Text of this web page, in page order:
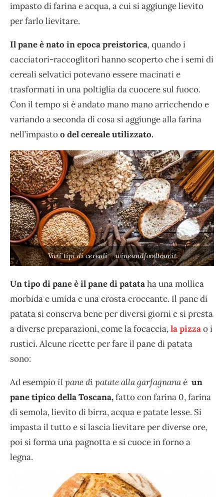
impasto di farina e acqua, a cui si aggiunge lievito
per farlo lievitare.
Il pane è nato in epoca preistorica, quando i
cacciatori-raccoglitori hanno scoperto che i semi di
cereali selvatici potevano essere macinati e
trasformati in una poltiglia da cuocere sul fuoco.
Con il tempo si è andato mano mano arricchendo e
variando a seconda di cosa si aggiunge alla farina
nell’impastoo del cereale utilizzato.
Vari tipi di cereali – wineandfoodtour.it
Un tipo di pane è il pane di patataha una mollica
morbida e umida e una crosta croccante. Il pane di
patata si conserva bene per diversi giorni e si presta
a diverse preparazioni, come la focaccia,la pizzao i
rustici. Alcune ricette per fare il pane di patata
sono:
Ad esempioil pane di patate alla garfagnanaè un
pane tipico della Toscana,fatto con farina 0, farina
di semola, lievito di birra, acqua e patate lesse. Si
impasta il tutto e si lascia lievitare per diverse ore,
poi si forma una pagnotta e si cuoce in forno a
legna.